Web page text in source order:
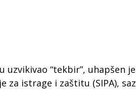
uzvikivao “tekbir”, uhapšen je
za istrage i zaštitu (SIPA),